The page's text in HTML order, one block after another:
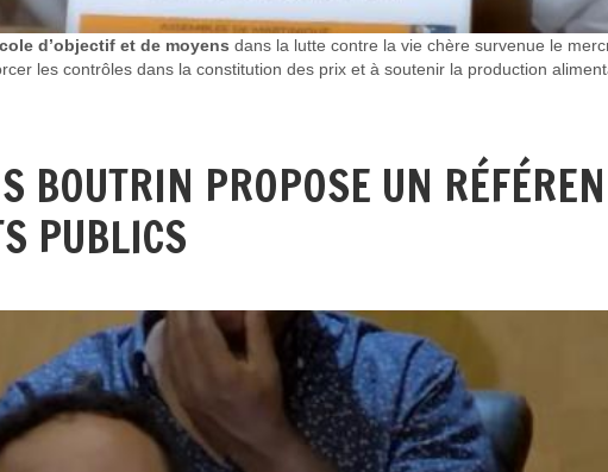
d’objectif et de moyens dans la lutte contre la vie chère survenue le
les contrôles dans la constitution des prix et à soutenir la production
BOUTRIN PROPOSE UN
PUBLICS